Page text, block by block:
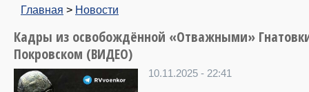
Главная > Новости
Кадры из освобождённой «Отважными»
Покровском (ВИДЕО)
10.11.2025 - 22:41